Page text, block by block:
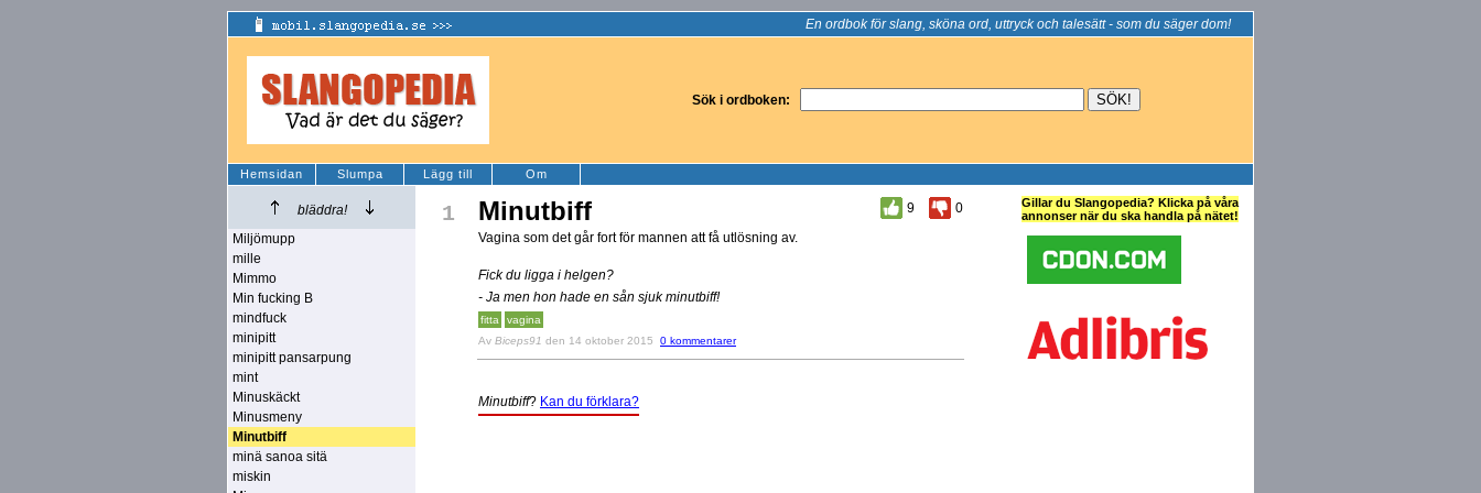
En ordbok för slang, sköna ord, uttryck och talesätt - som du säger dom!
Sök i ordboken:
Hemsidan Slumpa Lägg till Om
bläddra!
Miljömupp
mille
Mimmo
Min fucking B
mindfuck
minipitt
minipitt pansarpung
mint
Minuskäckt
Minusmeny
Minutbiff
minä sanoa sitä
miskin
1 Minutbiff 9
0
Vagina som det går fort för mannen att få utlösning av.
Fick du ligga i helgen?
- Ja men hon hade en sån sjuk minutbiff!
fitta
vagina
Av Biceps91 den 14 oktober 2015 0 kommentarer
Minutbiff? Kan du förklara?
Gillar du Slangopedia? Klicka på våra
annonser när du ska handla på nätet!